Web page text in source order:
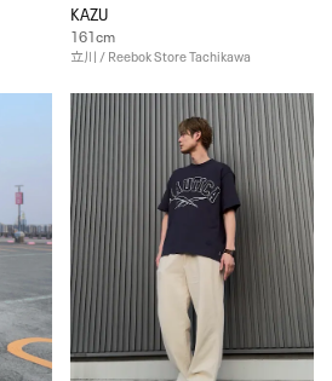
KAZU
161cm
立川 / Reebok Store Tachikawa